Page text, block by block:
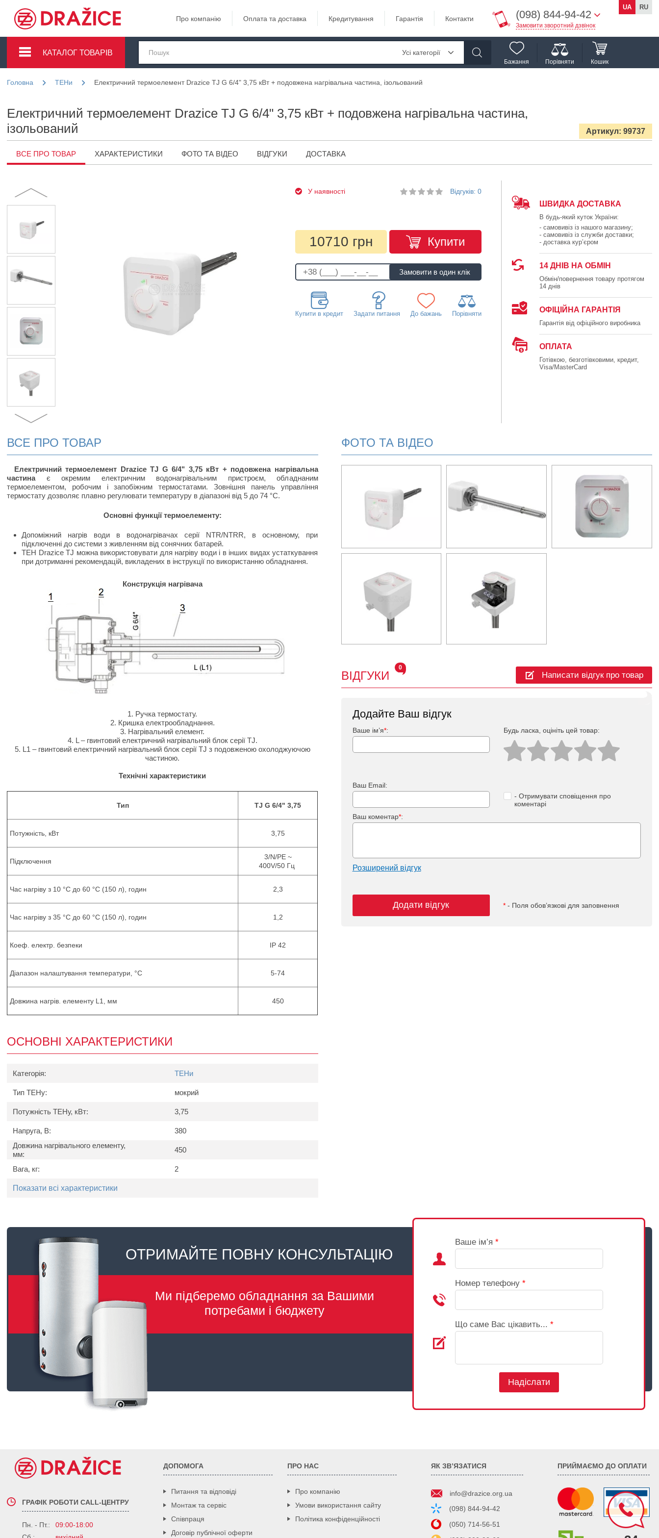
Про компанію Оплата та доставка Кредитування Гарантія Контакти (098) 844-94-42
Замовити зворотний дзвінок
UA RU
КАТАЛОГ ТОВАРІВ Усі категорії
Бажання Порівняти Кошик
Головна ТЕНи Електричний термоелемент Drazice TJ G 6/4" 3,75 кВт + подовжена нагрівальна частина, ізольований
Електричний термоелемент Drazice TJ G 6/4" 3,75 кВт + подовжена нагрівальна частина,
ізольований
Артикул: 99737
ВСЕ ПРО ТОВАР ХАРАКТЕРИСТИКИ ФОТО ТА ВІДЕО ВІДГУКИ ДОСТАВКА
У наявності Відгуків: 0
10710 грн Купити
Купити в кредит Задати питання До бажань Порівняти
ШВИДКА ДОСТАВКА
В будь-який куток України:
- самовивіз із нашого магазину;
- самовивіз із служби доставки;
- доставка кур’єром
14 ДНІВ НА ОБМІН
Обмін/повернення товару протягом
14 днів
ОФІЦІЙНА ГАРАНТІЯ
Гарантія від офіційного виробника
ОПЛАТА
Готівкою, безготівковими, кредит,
Visa/MasterCard
ВСЕ ПРО ТОВАР
Електричний термоелемент Drazice TJ G 6/4" 3,75кВт + подовжена нагрівальна
частинає окремим електричним водонагрівальним пристроєм, обладнаним
термоелементом, робочим і запобіжним термостатами. Зовнішня панель управління
термостату дозволяє плавно регулювати температуру в діапазоні від 5 до 74 °C.
Основні функції термоелементу:
Допоміжний нагрів води в водонагрівачах серії NTR/NTRR, в основному, при
підключенні до системи з живленням від сонячних батарей.
ТЕН Drazice TJ можна використовувати для нагріву води і в інших видах устаткування
при дотриманні рекомендацій, викладених в інструкції по використанню обладнання.
Конструкція нагрівача
1. Ручка термостату.
2. Кришка електрообладнання.
3. Нагрівальний елемент.
4. L – гвинтовий електричний нагрівальний блок серії TJ.
5. L1 – гвинтовий електричний нагрівальний блок серії TJ з подовженою охолоджуючою
частиною.
Технічні характеристики
Тип TJ G 6/4" 3,75
Потужність, кВт 3,75
Підключення
3/N/PE ~
400V/50 Гц
Час нагріву з 10 °C до 60 °C (150 л), годин 2,3
Час нагріву з 35 °C до 60 °C (150 л), годин 1,2
Коеф. електр. безпеки IP 42
Діапазон налаштування температури, °C 5-74
Довжина нагрів. елементу L1, мм 450
ОСНОВНІ ХАРАКТЕРИСТИКИ
Категорія: ТЕНи
Тип ТЕНу: мокрий
Потужність ТЕНу, кВт: 3,75
Напруга, В:
380
Довжина нагрівального елементу,
мм:
450
Вага, кг: 2
Показати всі характеристики
ФОТО ТА ВІДЕО
ВІДГУКИ
0
Написати відгук про товар
Додайте Ваш відгук
Ваше ім’я*: Будь ласка, оцініть цей товар:
Ваш Email:
- Отримувати сповіщення про
коментарі
Ваш коментар*:
Розширений відгук
Додати відгук *- Поля обов’язкові для заповнення
ОТРИМАЙТЕ ПОВНУ КОНСУЛЬТАЦІЮ
Ми підберемо обладнання за Вашими
потребами і бюджету
Ваше ім’я *
Номер телефону *
Що саме Вас цікавить... *
Надіслати
ГРАФІК РОБОТИ CALL-ЦЕНТРУ
Пн. - Пт.:
09:00-18:00
ДОПОМОГА
Питання та відповіді
Монтаж та сервіс
Співпраця
Договір публічної оферти
ПРО НАС
Про компанію
Умови використання сайту
Політика конфіденційності
ЯК ЗВ’ЯЗАТИСЯ
info@drazice.org.ua
(098) 844-94-42
(050) 714-56-51
ПРИЙМАЄМО ДО ОПЛАТИ